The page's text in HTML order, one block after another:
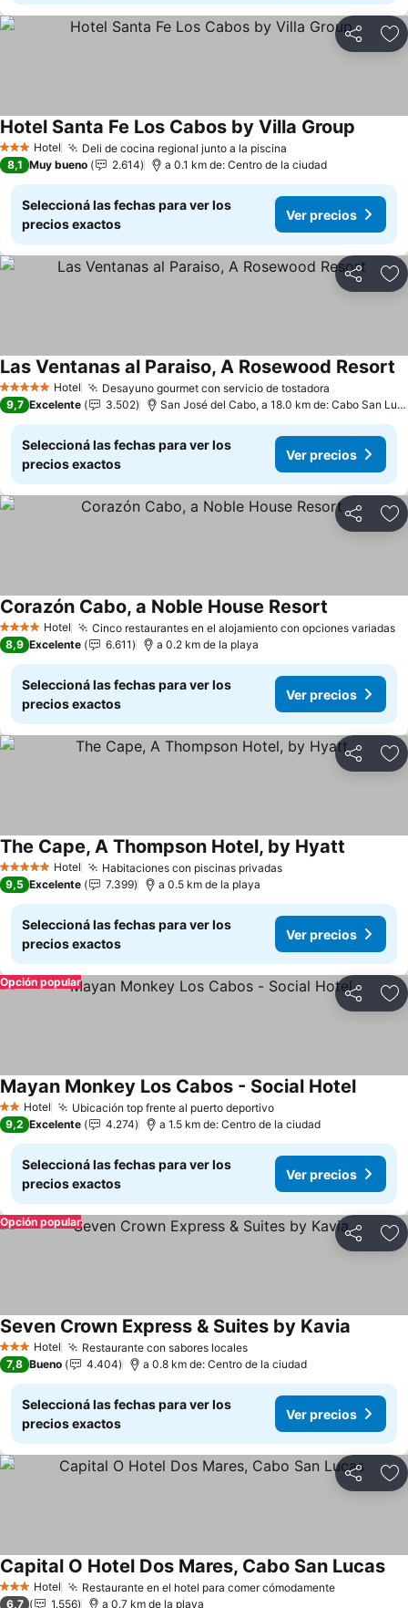
Compartir
3 Estrellas
Hotel Deli de cocina regional junto a la piscina
Hotel Santa Fe Los Cabos by Villa Group
8,1 Muy bueno 2.614 a 0.1 km de: Centro de la ciudad
Seleccioná las fechas para ver los
precios exactos
Ver precios
Compartir
5 Estrellas Hotel Desayuno gourmet con servicio de tostadora
Las Ventanas al Paraiso, A Rosewood Resort
9,7 Excelente 3.502 San José del Cabo, a 18.0 km de: Cabo San
Seleccioná las fechas para ver los
precios exactos
Ver precios
Compartir
4 EstrellasHotel Cinco restaurantes en el alojamiento con opciones variadas
Corazón Cabo, a Noble House Resort
8,9 Excelente 6.611 a 0.2 km de la playa
Seleccioná las fechas para ver los
precios exactos
Ver precios
Compartir
5 Estrellas Hotel Habitaciones con piscinas privadasVer precios
The Cape, A Thompson Hotel, by Hyatt
9,5 Excelente 7.399 a 0.5 km de la playa
Seleccioná las fechas para ver los
precios exactos
Ver precios
Compartir
Opción popular
2 Estrellas
Hotel Ubicación top frente al puerto deportivoVer precios
Mayan Monkey Los Cabos - Social HotelVer
9,2 Excelente 4.274 a 1.5 km de: Centro de la ciudad
Seleccioná las fechas para ver los
precios exactos
Ver precios
Compartir
Opción popular
3 Estrellas
Hotel Restaurante con sabores localesVer precios
Seven Crown Express & Suites by Kavia
7,8 Bueno 4.404 a 0.8 km de: Centro de la ciudad
Seleccioná las fechas para ver los
precios exactos
Ver precios
Compartir
3 Estrellas
Hotel Restaurante en el hotel para comer cómodamenteVer
Capital O Hotel Dos Mares, Cabo San Lucas
6,7 1.556 a 0.7 km de la playa